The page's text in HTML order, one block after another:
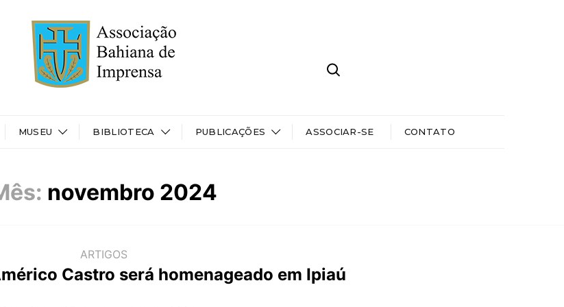
MUSEU BIBLIOTECA PUBLICAÇÕES ASSOCIAR-SE CONTATO
novembro 2024
ARTIGOS
Castro será homenageado em Ipiaú